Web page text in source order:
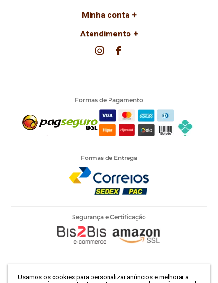
Usamos os cookies para personalizar anúncios e melhorar a
Minha conta
Atendimento
Formas de Pagamento
Formas de Entrega
Segurança e Certificação
Março, 786 - Centro | São Paulo-SP | CEP 01021-100